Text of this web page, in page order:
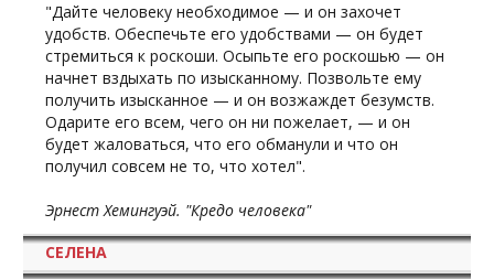
"Дайте человеку необходимое — и он захочет
удобств. Обеспечьте его удобствами — он будет
стремиться к роскоши. Осыпьте его роскошью — он
начнет вздыхать по изысканному. Позвольте ему
получить изысканное — и он возжаждет безумств.
Одарите его всем, чего он ни пожелает, — и он
будет жаловаться, что его обманули и что он
получил совсем не то, что хотел".
Эрнест Хемингуэй. "Кредо человека"
СЕЛЕНА